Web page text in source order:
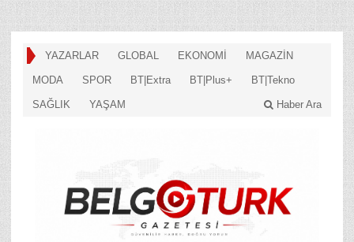
YAZARLAR GLOBAL EKONOMİ MAGAZİN
MODA SPOR BT|Extra BT|Plus+ BT|Tekno
SAĞLIK YAŞAM Haber Ara